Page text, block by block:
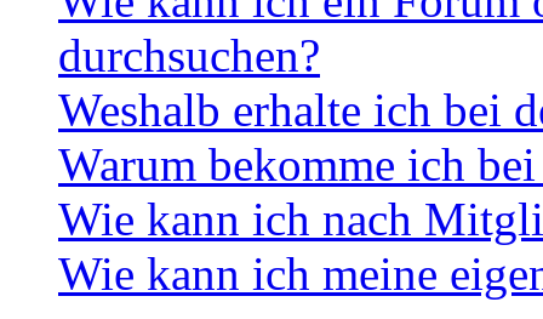
durchsuchen?
Weshalb erhalte ich bei
Warum bekomme ich
Wie kann ich nach
Wie kann ich meine